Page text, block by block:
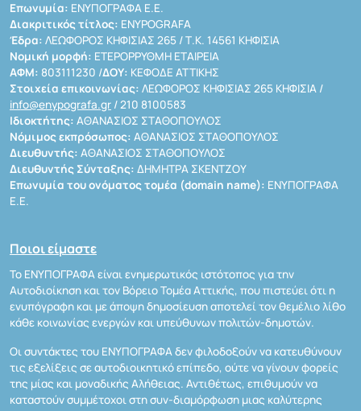
Επωνυμία: ΕΝΥΠΟΓΡΑΦΑ Ε.Ε.
Διακριτικός τίτλος: ENYPOGRAFA
Έδρα: ΛΕΩΦΟΡΟΣ ΚΗΦΙΣΙΑΣ 265 / Τ.Κ. 14561 ΚΗΦΙΣΙΑ
Νομική μορφή: ΕΤΕΡΟΡΡΥΘΜΗ ΕΤΑΙΡΕΙΑ
ΑΦΜ: 803111230 /ΔΟΥ: ΚΕΦΟΔΕ ΑΤΤΙΚΗΣ
Στοιχεία επικοινωνίας: ΛΕΩΦΟΡΟΣ ΚΗΦΙΣΙΑΣ 265 ΚΗΦΙΣΙΑ /
info@enypografa.gr / 210 8100583
Ιδιοκτήτης: ΑΘΑΝΑΣΙΟΣ ΣΤΑΘΟΠΟΥΛΟΣ
Νόμιμος εκπρόσωπος: ΑΘΑΝΑΣΙΟΣ ΣΤΑΘΟΠΟΥΛΟΣ
Διευθυντής: ΑΘΑΝΑΣΙΟΣ ΣΤΑΘΟΠΟΥΛΟΣ
Διευθυντής Σύνταξης: ΔΗΜΗΤΡΑ ΣΚΕΝΤΖΟΥ
Επωνυμία του ονόματος τομέα (domain name): ΕΝΥΠΟΓΡΑΦΑ
Ε.Ε.
Ποιοι είμαστε
Το ΕΝΥΠΟΓΡΑΦΑ είναι ενημερωτικός ιστότοπος για την
Αυτοδιοίκηση και τον Βόρειο Τομέα Αττικής, που πιστεύει ότι η
ενυπόγραφη και με άποψη δημοσίευση αποτελεί τον θεμέλιο λίθο
κάθε κοινωνίας ενεργών και υπεύθυνων πολιτών-δημοτών.
Οι συντάκτες του ΕΝΥΠΟΓΡΑΦΑ δεν φιλοδοξούν να κατευθύνουν
τις εξελίξεις σε αυτοδιοικητικό επίπεδο, ούτε να γίνουν φορείς
της μίας και μοναδικής Αλήθειας. Αντιθέτως, επιθυμούν να
καταστούν συμμέτοχοι στη συν-διαμόρφωση μιας καλύτερης